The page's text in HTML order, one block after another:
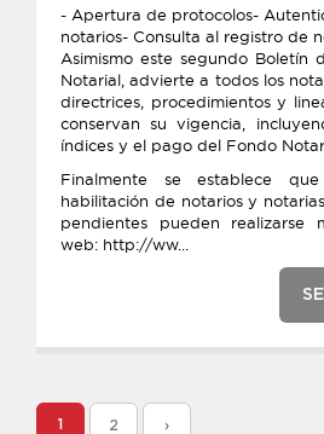
- Apertura de protocolos-
notarios- Consulta al registro de
Asimismo este segundo Boletín
Notarial, advierte a todos los
directrices, procedimientos y
conservan su vigencia,
índices y el pago del Fondo
Finalmente se establece
habilitación de notarios y
pendientes pueden realizarse
web: http://ww...
1 2 ›